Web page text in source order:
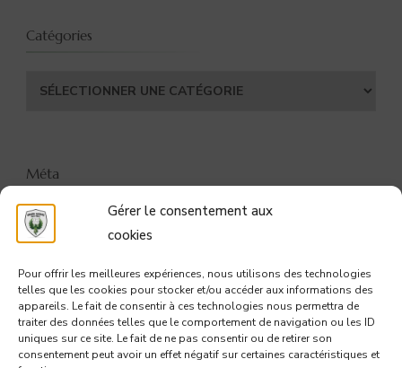
Gérer le consentement aux
cookies
Pour offrir les meilleures expériences, nous utilisons des technologies
telles que les cookies pour stocker et/ou accéder aux informations des
appareils. Le fait de consentir à ces technologies nous permettra de
traiter des données telles que le comportement de navigation ou les ID
uniques sur ce site. Le fait de ne pas consentir ou de retirer son
consentement peut avoir un effet négatif sur certaines caractéristiques et
Catégories
Catégories
Méta
CONNEXION
FLUX DES COMMENTAIRES
SITE DE WORDPRESS-FR